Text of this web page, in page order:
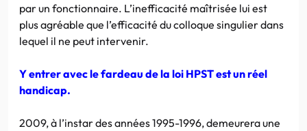
par un fonctionnaire. L’inefficacité maîtrisée lui est
plus agréable que l’efficacité du colloque singulier dans
lequel il ne peut intervenir.
Y entrer avec le fardeau de la loi HPST est un réel
handicap.
2009, à l’instar des années 1995-1996, demeurera une